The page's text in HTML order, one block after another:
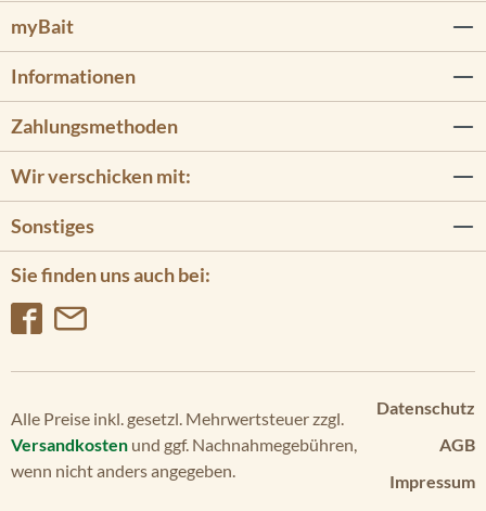
myBait
Informationen
Sie finden uns auch bei:
Zahlungsmethoden
Wir verschicken mit:
Sonstiges
Datenschutz
AGB
Impressum
Alle Preise inkl. gesetzl. Mehrwertsteuer zzgl.
Versandkosten und ggf. Nachnahmegebühren,
wenn nicht anders angegeben.